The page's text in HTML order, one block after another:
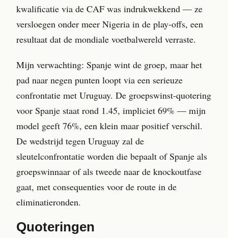
kwalificatie via de CAF was indrukwekkend — ze
versloegen onder meer Nigeria in de play-offs, een
resultaat dat de mondiale voetbalwereld verraste.
Mijn verwachting: Spanje wint de groep, maar het
pad naar negen punten loopt via een serieuze
confrontatie met Uruguay. De groepswinst-quotering
voor Spanje staat rond 1.45, impliciet 69% — mijn
model geeft 76%, een klein maar positief verschil.
De wedstrijd tegen Uruguay zal de
sleutelconfrontatie worden die bepaalt of Spanje als
groepswinnaar of als tweede naar de knockoutfase
gaat, met consequenties voor de route in de
eliminatieronden.
Quoteringen